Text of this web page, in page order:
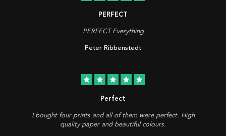
PERFECT
PERFECT Everything
Peter Ribbenstedt
star star star star star
Perfect
I bought four prints and all of them were perfect. High
quality paper and beautiful colours.